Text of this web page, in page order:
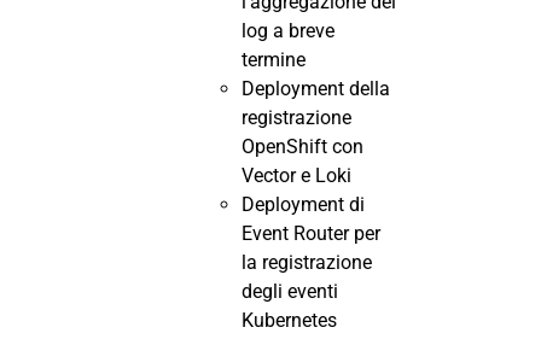
log a breve
termine
Deployment della
registrazione
OpenShift con
Vector e Loki
Deployment di
Event Router per
la registrazione
degli eventi
Kubernetes